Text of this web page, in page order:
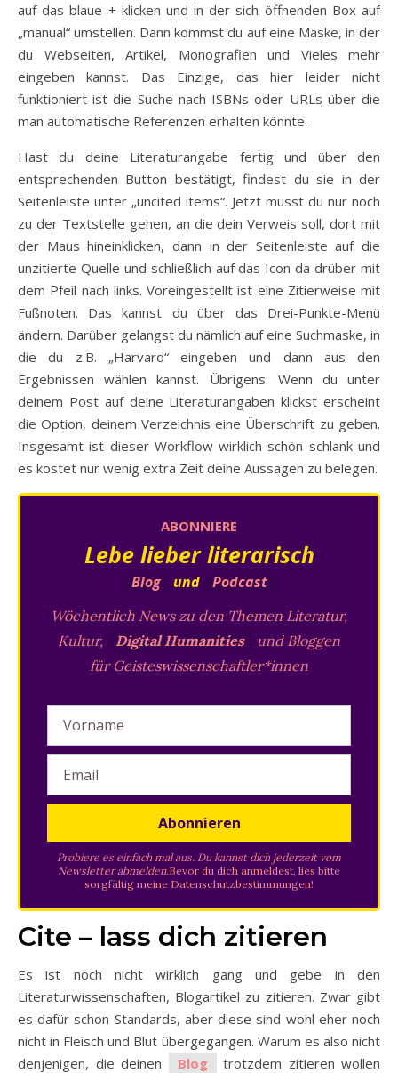
auf das blaue + klicken und in der sich öffnenden Box auf
„manual“ umstellen. Dann kommst du auf eine Maske, in der
du Webseiten, Artikel, Monografien und Vieles mehr
eingeben kannst. Das Einzige, das hier leider nicht
funktioniert ist die Suche nach ISBNs oder URLs über die
man automatische Referenzen erhalten könnte.
Hast du deine Literaturangabe fertig und über den
entsprechenden Button bestätigt, findest du sie in der
Seitenleiste unter „uncited items“. Jetzt musst du nur noch
zu der Textstelle gehen, an die dein Verweis soll, dort mit
der Maus hineinklicken, dann in der Seitenleiste auf die
unzitierte Quelle und schließlich auf das Icon da drüber mit
dem Pfeil nach links. Voreingestellt ist eine Zitierweise mit
Fußnoten. Das kannst du über das Drei-Punkte-Menü
ändern. Darüber gelangst du nämlich auf eine Suchmaske, in
die du z.B. „Harvard“ eingeben und dann aus den
Ergebnissen wählen kannst. Übrigens: Wenn du unter
deinem Post auf deine Literaturangaben klickst erscheint
die Option, deinem Verzeichnis eine Überschrift zu geben.
Insgesamt ist dieser Workflow wirklich schön schlank und
es kostet nur wenig extra Zeit deine Aussagen zu belegen.
ABONNIERE
Lebe lieber literarisch
Blog und Podcast
Wöchentlich News zu den Themen Literatur,
Kultur,
Digital Humanities
und Bloggen
für Geisteswissenschaftler*innen
Probiere es einfach mal aus. Du kannst dich jederzeit vom
Newsletter abmelden.Bevor du dich anmeldest, lies bitte
sorgfältig meine Datenschutzbestimmungen!
Cite – lass dich zitieren
Es ist noch nicht wirklich gang und gebe in den
Literaturwissenschaften, Blogartikel zu zitieren. Zwar gibt
es dafür schon Standards, aber diese sind wohl eher noch
nicht in Fleisch und Blut übergegangen. Warum es also nicht
denjenigen, die deinen
Blog
trotzdem zitieren wollen